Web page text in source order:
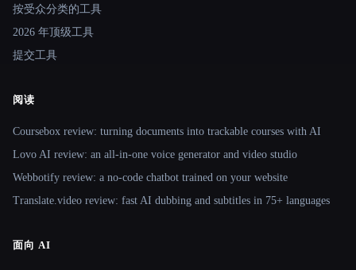
按受众分类的工具
2026 年顶级工具
提交工具
阅读
Coursebox review: turning documents into trackable courses with AI
Lovo AI review: an all-in-one voice generator and video studio
Webbotify review: a no-code chatbot trained on your website
Translate.video review: fast AI dubbing and subtitles in 75+ languages
面向 AI